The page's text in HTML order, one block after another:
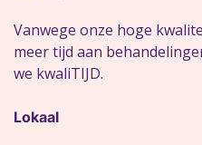
Vanwege onze hoge
meer tijd aan
we kwaliTIJD.
Lokaal